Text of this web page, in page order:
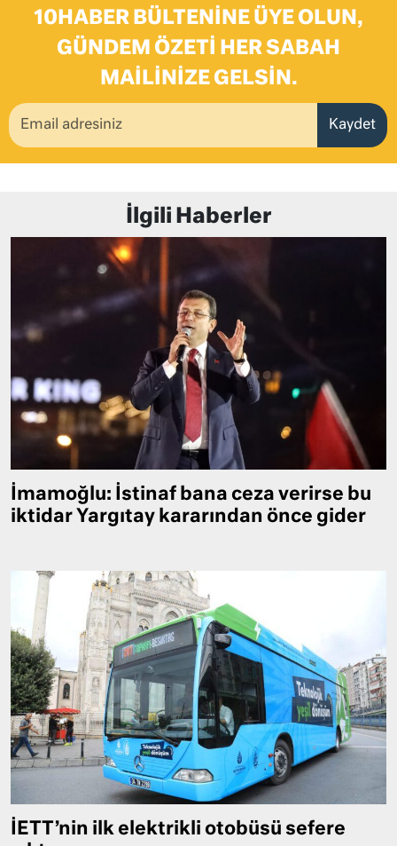
10HABER BÜLTENINE ÜYE OLUN,
GÜNDEM ÖZETI HER SABAH
MAILINIZE GELSIN.
Kaydet
İlgili Haberler
İmamoğlu: İstinaf bana ceza verirse bu
iktidar Yargıtay kararından önce gider
İETT’nin ilk elektrikli otobüsü sefere